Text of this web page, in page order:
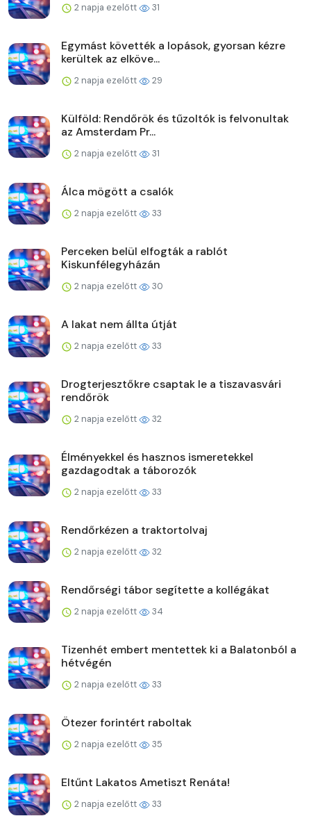
2 napja ezelőtt 31
Egymást követték a lopások, gyorsan kézre
kerültek az elköve...
2 napja ezelőtt 29
Külföld: Rendőrök és tűzoltók is felvonultak
az Amsterdam Pr...
2 napja ezelőtt 31
Álca mögött a csalók
2 napja ezelőtt 33
Perceken belül elfogták a rablót
Kiskunfélegyházán
2 napja ezelőtt 30
A lakat nem állta útját
2 napja ezelőtt 33
Drogterjesztőkre csaptak le a tiszavasvári
rendőrök
2 napja ezelőtt 32
Élményekkel és hasznos ismeretekkel
gazdagodtak a táborozók
2 napja ezelőtt 33
Rendőrkézen a traktortolvaj
2 napja ezelőtt 32
Rendőrségi tábor segítette a kollégákat
2 napja ezelőtt 34
Tizenhét embert mentettek ki a Balatonból a
hétvégén
2 napja ezelőtt 33
Ötezer forintért raboltak
2 napja ezelőtt 35
Eltűnt Lakatos Ametiszt Renáta!
2 napja ezelőtt 33